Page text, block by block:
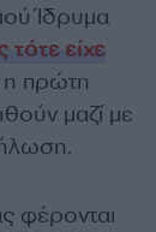
Ίδρυμα
είχε
πρώτη
μαζί με
φέρονται